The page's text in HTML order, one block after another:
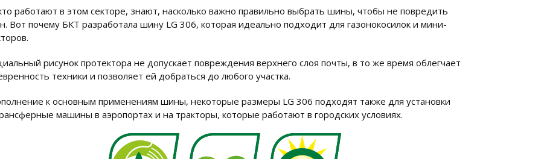
работают в этом секторе, знают, насколько важно правильно выбрать шины, чтобы не повредить
Вот почему БКТ разработала шину LG 306, которая идеально подходит для газонокосилок и мини-
рисунок протектора не допускает повреждения верхнего слоя почты, в то же время облегчает
техники и позволяет ей добраться до любого участка.
к основным применениям шины, некоторые размеры LG 306 подходят также для установки
машины в аэропортах и на тракторы, которые работают в городских условиях.